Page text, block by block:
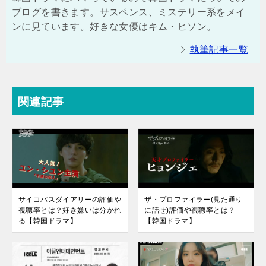
ブログを書きます。サスペンス、ミステリー系をメイ
ンに見ています。好きな女優はキム・ヒソン。
執筆記事一覧
関連記事
サイコパスダイアリーの評価や
視聴率とは？好き嫌いは分かれ
る【韓国ドラマ】
ザ・プロファイラー(見た通り
に話せ)評価や視聴率とは？
【韓国ドラマ】